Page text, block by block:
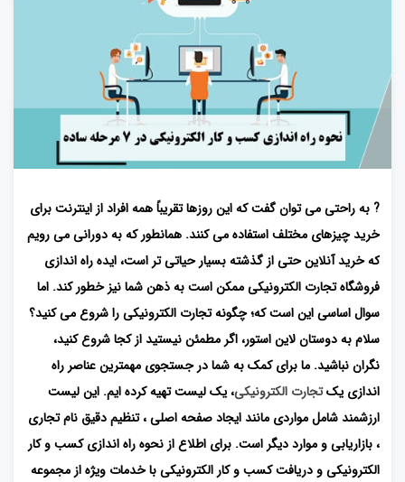
? به راحتی می توان گفت که این روزها تقریباً همه افراد از اینترنت برای
خرید چیزهای مختلف استفاده می کنند. همانطور که به دورانی می رویم
که خرید آنلاین حتی از گذشته بسیار حیاتی تر است، ایده راه اندازی
فروشگاه تجارت الکترونیکی ممکن است به ذهن شما نیز خطور کند. اما
سوال اساسی این است که؛ چگونه تجارت الکترونیکی را شروع می کنید؟
سلام به دوستان لاین استور، اگر مطمئن نیستید از کجا شروع کنید،
نگران نباشید. ما برای کمک به شما در جستجوی مهمترین عناصر راه
اندازی یکتجارت الکترونیکی، یک لیست تهیه کرده ایم. این لیست
ارزشمند شامل مواردی مانند ایجاد صفحه اصلی ، تنظیم دقیق نام تجاری
، بازاریابی و موارد دیگر است. برای اطلاع از نحوه راه اندازی کسب و کار
الکترونیکی و دریافت کسب و کار الکترونیکی با خدمات ویژه از مجموعه